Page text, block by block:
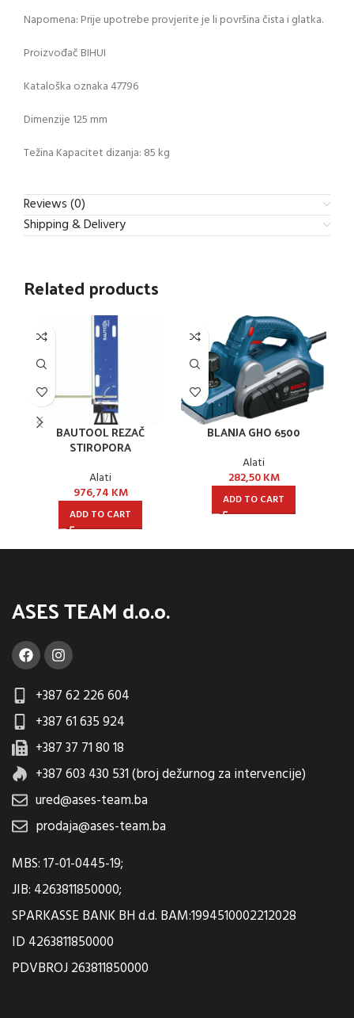
Napomena: Prije upotrebe provjerite je li površina čista i glatka.
Proizvođač BIHUI
Kataloška oznaka 47796
Dimenzije 125 mm
Težina Kapacitet dizanja: 85 kg
Reviews (0)
Shipping & Delivery
Related products
BAUTOOL REZAČ
STIROPORA
Alati
976,74 KM
ADD TO CART
BLANJA GHO 6500
Alati
282,50KM
ADD TO CART
ASES TEAM d.o.o.
+387 62 226 604
+387 61 635 924
+387 37 71 80 18
+387 603 430 531 (broj dežurnog za intervencije)
ured@ases-team.ba
prodaja@ases-team.ba
MBS: 17-01-0445-19;
JIB: 4263811850000;
SPARKASSE BANK BH d.d. BAM:1994510002212028
ID 4263811850000
PDVBROJ 263811850000